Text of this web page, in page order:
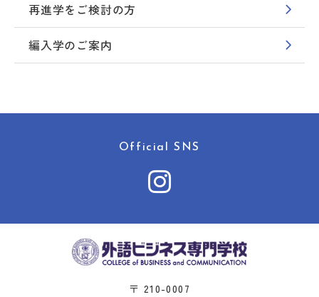
再進学をご検討の方
編入学のご案内
Official SNS
〒 210-0007